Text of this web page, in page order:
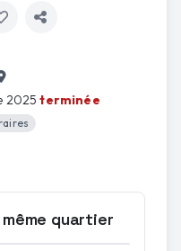
2025terminée
quartier